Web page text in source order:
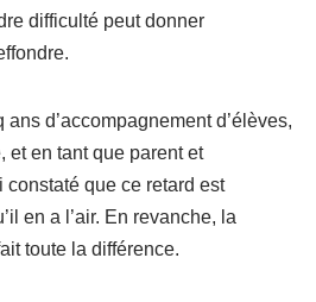
difficulté peut donner
d’accompagnement d’élèves,
et en tant que parent et
constaté que ce retard est
en a l’air. En revanche, la
toute la différence.